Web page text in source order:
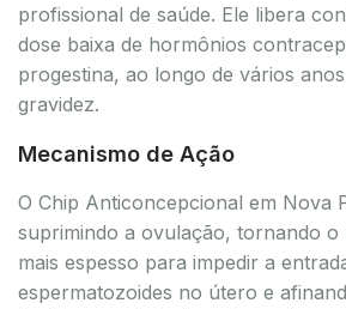
profissional de saúde. Ele libera
dose baixa de hormônios
progestina, ao longo de vários
gravidez.
Mecanismo de Ação
O Chip Anticoncepcional em Nova
suprimindo a ovulação, tornando o
mais espesso para impedir a
espermatozoides no útero e